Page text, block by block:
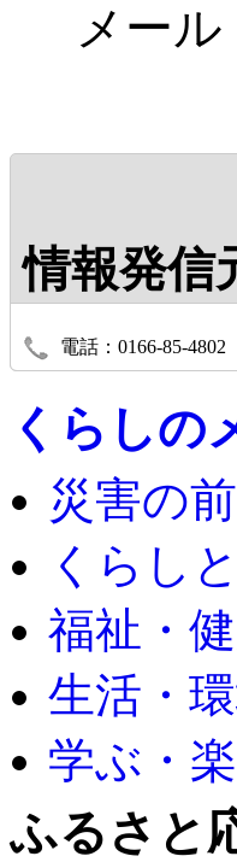
メール
情報発信
電話：0166-85-4802
くらしの
災害の
くらし
福祉・
生活・
学ぶ・
ふるさと